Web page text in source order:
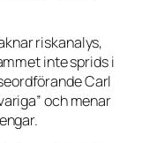
riskanalys,
inte sprids i
Carl
och menar